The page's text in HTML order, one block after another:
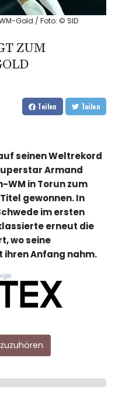
Gold / Foto: © SID
ZUM
Teilen Teilen
seinen Weltrekord
Armand
WM in Torun zum
gewonnen. In
im ersten
erneut die
wo seine
Anfang nahm.